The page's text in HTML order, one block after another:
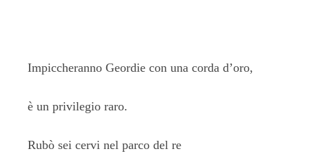
Impiccheranno Geordie con una corda d’oro,
è un privilegio raro.
Rubò sei cervi nel parco del re